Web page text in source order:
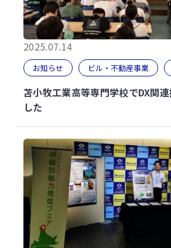
2025.07.14
お知らせ ビル・不動産事業
苫小牧工業高等専門学校でDX関
した